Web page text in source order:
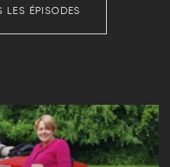
LES ÉPISODES